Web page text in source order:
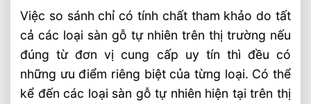
Việc so sánh chỉ có tính chất tham khảo do tất
cả các loại sàn gỗ tự nhiên trên thị trường nếu
đúng từ đơn vị cung cấp uy tín thì đều có
những ưu điểm riêng biệt của từng loại. Có thể
kể đến các loại sàn gỗ tự nhiên hiện tại trên thị